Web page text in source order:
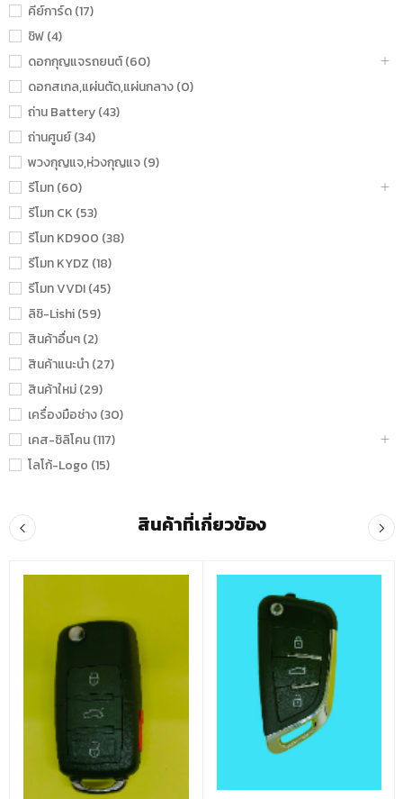
คีย์การ์ด (17)
ชิฟ (4)
ดอกกุญแจรถยนต์ (60)
ดอกสเกล,แผ่นตัด,แผ่นกลาง (0)
ถ่าน Battery (43)
ถ่านศูนย์ (34)
พวงกุญแจ,ห่วงกุญแจ (9)
รีโมท (60)
รีโมท CK (53)
รีโมท KD900 (38)
รีโมท KYDZ (18)
รีโมท VVDI (45)
ลิชิ-Lishi (59)
สินค้าอื่นๆ (2)
สินค้าแนะนำ (27)
สินค้าใหม่ (29)
เครื่องมือช่าง (30)
เคส-ซิลิโคน (117)
โลโก้-Logo (15)
สินค้าที่เกี่ยวข้อง